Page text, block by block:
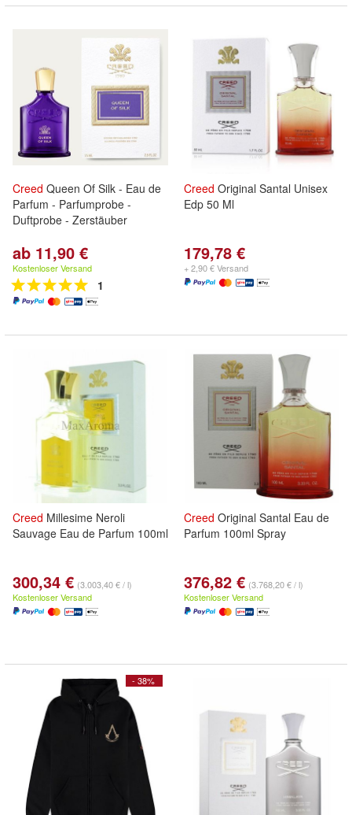
Creed Queen Of Silk - Eau de
Parfum - Parfumprobe -
Duftprobe - Zerstäuber
ab 11,90 €
Kostenloser Versand
1
Creed Original Santal Unisex
Edp 50 Ml
179,78 €
+ 2,90 € Versand
Creed Millesime Neroli
Sauvage Eau de Parfum 100ml
300,34 € (3.003,40 € / l)
Kostenloser Versand
Creed Original Santal Eau de
Parfum 100ml Spray
376,82 € (3.768,20 € / l)
Kostenloser Versand
- 38%